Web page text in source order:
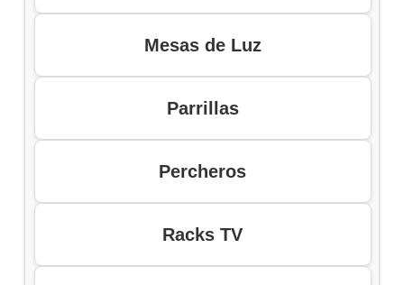
Mesas de Luz
Parrillas
Percheros
Racks TV